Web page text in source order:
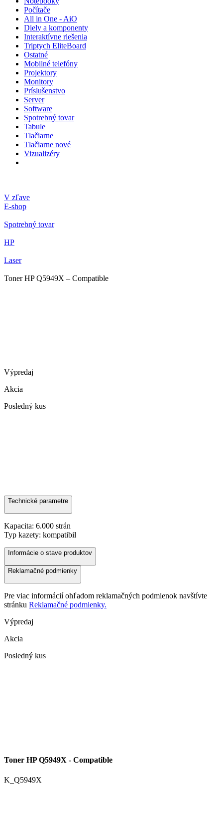
Počítače
All in One - AiO
Diely a komponenty
Interaktívne riešenia
Triptych EliteBoard
Ostatné
Mobilné telefóny
Projektory
Monitory
Príslušenstvo
Server
Software
Spotrebný tovar
Tabule
Tlačiarne
Tlačiarne nové
Vizualizéry
V zľave
E-shop
Spotrebný tovar
HP
Laser
Toner HP Q5949X – Compatible
Výpredaj
Akcia
Posledný kus
Technické parametre
Kapacita: 6.000 strán
Typ kazety: kompatibil
Informácie o stave produktov
Reklamačné podmienky
Pre viac informácií ohľadom reklamačných podmienok navštívte
stránku Reklamačné podmienky.
Výpredaj
Akcia
Posledný kus
Toner HP Q5949X - Compatible
K_Q5949X